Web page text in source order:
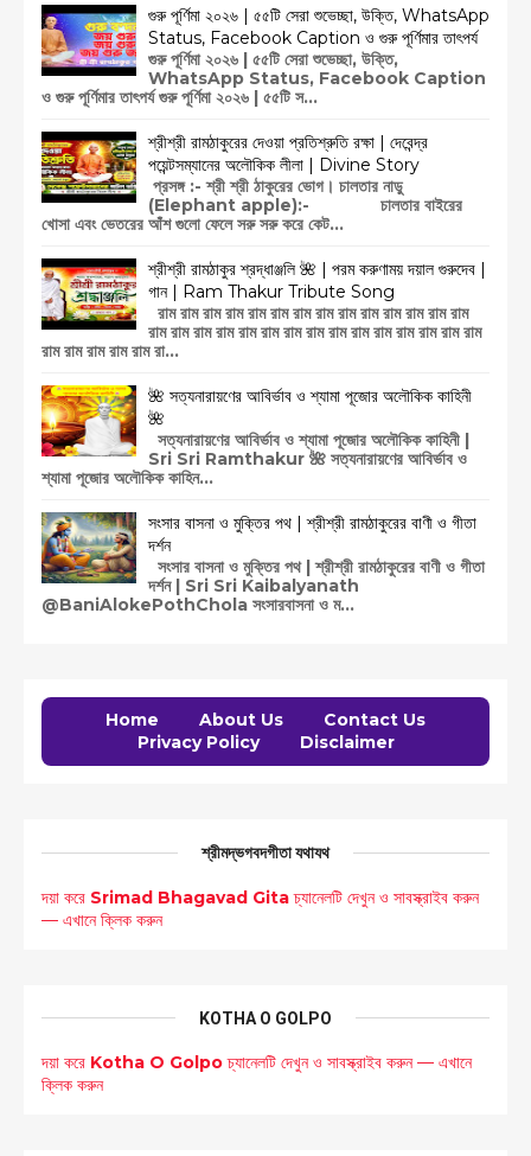
গুরু পূর্ণিমা ২০২৬ | ৫৫টি সেরা শুভেচ্ছা, উক্তি, WhatsApp
Status, Facebook Caption ও গুরু পূর্ণিমার তাৎপর্য
গুরু পূর্ণিমা ২০২৬ | ৫৫টি সেরা শুভেচ্ছা, উক্তি,
WhatsApp Status, Facebook Caption
ও গুরু পূর্ণিমার তাৎপর্য গুরু পূর্ণিমা ২০২৬ | ৫৫টি স...
শ্রীশ্রী রামঠাকুরের দেওয়া প্রতিশ্রুতি রক্ষা | দেবেন্দ্র
পয়েন্টসম্যানের অলৌকিক লীলা | Divine Story
প্রসঙ্গ :- শ্রী শ্রী ঠাকুরের ভোগ। চালতার নাড়ু
(Elephant apple):- চালতার বাইরের
খোসা এবং ভেতরের আঁশ গুলো ফেলে সরু সরু করে কেট...
শ্রীশ্রী রামঠাকুর শ্রদ্ধাঞ্জলি 🌺 | পরম করুণাময় দয়াল গুরুদেব |
গান | Ram Thakur Tribute Song
রাম রাম রাম রাম রাম রাম রাম রাম রাম রাম রাম রাম রাম রাম
রাম রাম রাম রাম রাম রাম রাম রাম রাম রাম রাম রাম রাম রাম রাম
রাম রাম রাম রাম রাম রা...
🌺 সত্যনারায়ণের আবির্ভাব ও শ্যামা পূজোর অলৌকিক কাহিনী
🌺
সত্যনারায়ণের আবির্ভাব ও শ্যামা পূজোর অলৌকিক কাহিনী |
Sri Sri Ramthakur 🌺 সত্যনারায়ণের আবির্ভাব ও
শ্যামা পূজোর অলৌকিক কাহিন...
সংসার বাসনা ও মুক্তির পথ | শ্রীশ্রী রামঠাকুরের বাণী ও গীতা
দর্শন
সংসার বাসনা ও মুক্তির পথ | শ্রীশ্রী রামঠাকুরের বাণী ও গীতা
দর্শন | Sri Sri Kaibalyanath
@BaniAlokePothChola সংসারবাসনা ও ম...
Home About Us
Contact Us
Privacy Policy
Disclaimer
শ্রীমদ্ভগবদগীতা যথাযথ
দয়া করে Srimad Bhagavad Gitaচ্যানেলটি দেখুন ও সাবস্ক্রাইব করুন
— এখানে ক্লিক করুন
KOTHA O GOLPO
দয়া করে Kotha O Golpoচ্যানেলটি দেখুন ও সাবস্ক্রাইব করুন — এখানে
ক্লিক করুন